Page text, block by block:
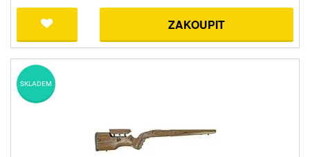
ZAKOUPIT
SKLADEM